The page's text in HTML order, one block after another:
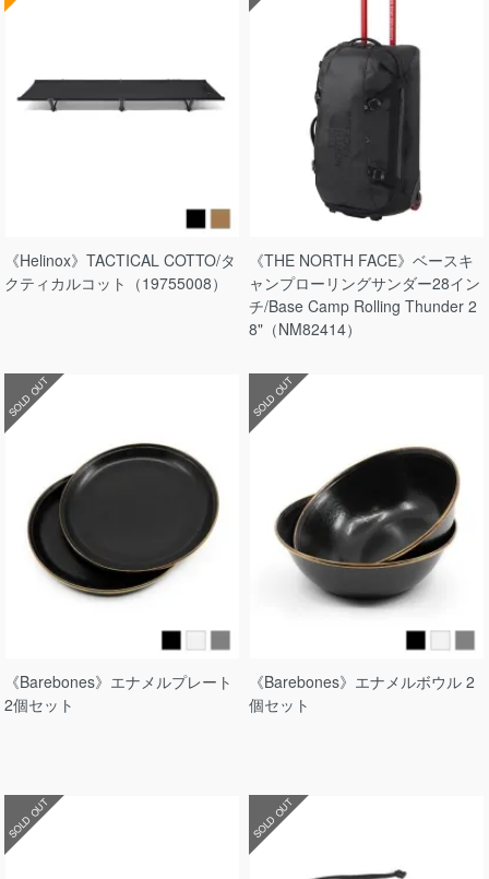
《Helinox》TACTICAL COTTO/タ
クティカルコット（19755008）
《THE NORTH FACE》ベースキ
ャンプローリングサンダー28イン
チ/Base Camp Rolling Thunder 2
8"（NM82414）
SOLD OUT
《Barebones》エナメルプレート
2個セット
SOLD OUT
《Barebones》エナメルボウル 2
個セット
SOLD OUT SOLD OUT